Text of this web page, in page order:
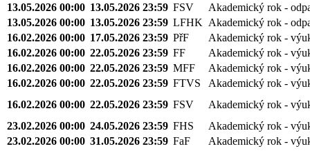
13.05.2026 00:00 13.05.2026 23:59 FSV
Akademický rok -
13.05.2026 00:00 13.05.2026 23:59 LFHK Akademický rok -
16.02.2026 00:00 17.05.2026 23:59 PřF
Akademický rok -
16.02.2026 00:00 22.05.2026 23:59 FF
Akademický rok -
16.02.2026 00:00 22.05.2026 23:59 MFF
Akademický rok -
16.02.2026 00:00 22.05.2026 23:59 FTVS
Akademický rok -
16.02.2026 00:00 22.05.2026 23:59 FSV
Akademický rok -
23.02.2026 00:00 24.05.2026 23:59 FHS
Akademický rok -
23.02.2026 00:00 31.05.2026 23:59 FaF Akademický rok -